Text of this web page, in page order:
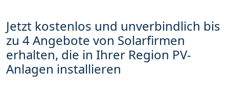
Jetzt kostenlos und unverbindlich bis
zu 4 Angebote von Solarfirmen
erhalten, die in Ihrer Region PV-
Anlagen installieren